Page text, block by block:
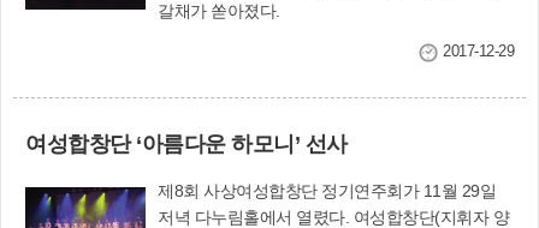
을 하는 등 음악봉사 활동도 하고 있다. 문화교육
갈채가 쏟아졌다.
2017-12-29
여성합창단 ‘아름다운 하모니’ 선사
제8회 사상여성합창단 정기연주회가 11월 29일
저녁 다누림홀에서 열렸다. 여성합창단(지휘자 양